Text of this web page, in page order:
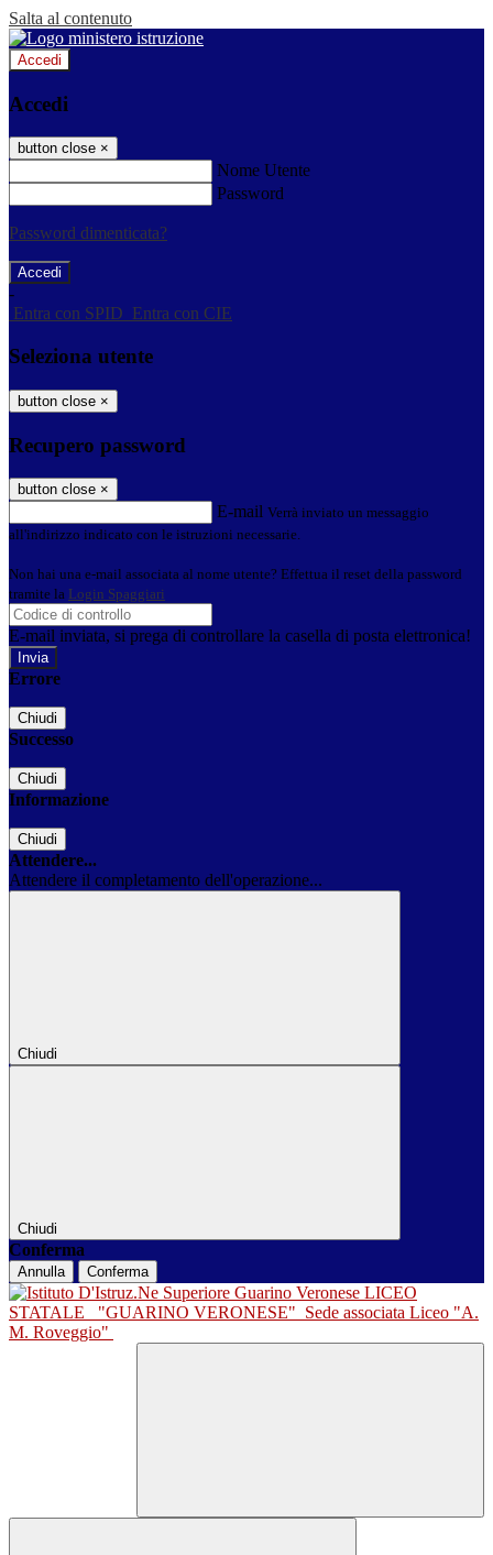
Salta al contenuto
Accedi
Accedi
button close ×
Nome Utente
Password
Password dimenticata?
-
Entra con SPID Entra con CIE
Seleziona utente
button close ×
Recupero password
button close ×
E-mail Verrà inviato un messaggio
all'indirizzo indicato con le istruzioni necessarie.
Non hai una e-mail associata al nome utente? Effettua il reset della password
tramite la Login Spaggiari
E-mail inviata, si prega di controllare la casella di posta elettronica!
Errore
Chiudi
Successo
Chiudi
Informazione
Chiudi
Attendere...
Attendere il completamento dell'operazione...
Chiudi
Chiudi
Conferma
Annulla Conferma
LICEO
STATALE
"GUARINO VERONESE" Sede associata Liceo "A.
M. Roveggio"